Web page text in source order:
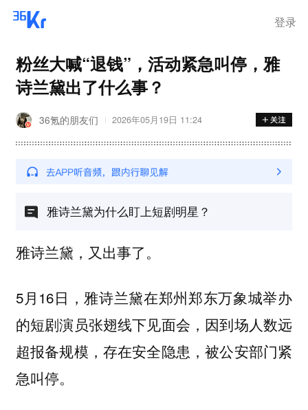
登录
粉丝大喊“退钱”，活动紧急叫停，雅
诗兰黛出了什么事？
36氪的朋友们 2026年05月19日 11:24
雅诗兰黛为什么盯上短剧明星？
雅诗兰黛，又出事了。
5月16日，雅诗兰黛在郑州郑东万象城举办
的短剧演员张翅线下见面会，因到场人数远
超报备规模，存在安全隐患，被公安部门紧
急叫停。